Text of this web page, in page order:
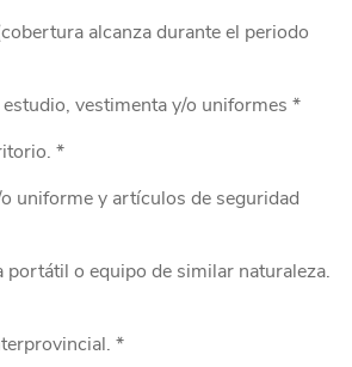
alcanza durante el periodo
estudio, vestimenta y/o uniformes *
*
uniforme y artículos de seguridad
portátil o equipo de similar naturaleza.
*